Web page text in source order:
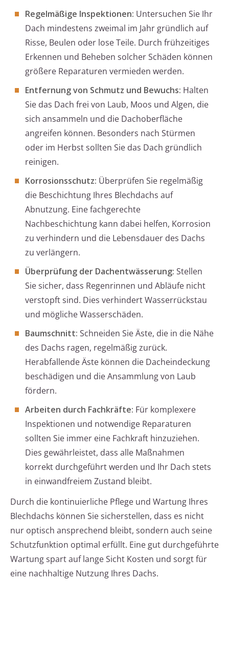
Regelmäßige Inspektionen: Untersuchen Sie Ihr
Dach mindestens zweimal im Jahr gründlich auf
Risse, Beulen oder lose Teile. Durch frühzeitiges
Erkennen und Beheben solcher Schäden können
größere Reparaturen vermieden werden.
Entfernung von Schmutz und Bewuchs: Halten
Sie das Dach frei von Laub, Moos und Algen, die
sich ansammeln und die Dachoberfläche
angreifen können. Besonders nach Stürmen
oder im Herbst sollten Sie das Dach gründlich
reinigen.
Korrosionsschutz: Überprüfen Sie regelmäßig
die Beschichtung Ihres Blechdachs auf
Abnutzung. Eine fachgerechte
Nachbeschichtung kann dabei helfen, Korrosion
zu verhindern und die Lebensdauer des Dachs
zu verlängern.
Überprüfung der Dachentwässerung: Stellen
Sie sicher, dass Regenrinnen und Abläufe nicht
verstopft sind. Dies verhindert Wasserrückstau
und mögliche Wasserschäden.
Baumschnitt: Schneiden Sie Äste, die in die Nähe
des Dachs ragen, regelmäßig zurück.
Herabfallende Äste können die Dacheindeckung
beschädigen und die Ansammlung von Laub
fördern.
Arbeiten durch Fachkräfte: Für komplexere
Inspektionen und notwendige Reparaturen
sollten Sie immer eine Fachkraft hinzuziehen.
Dies gewährleistet, dass alle Maßnahmen
korrekt durchgeführt werden und Ihr Dach stets
in einwandfreiem Zustand bleibt.
Durch die kontinuierliche Pflege und Wartung Ihres
Blechdachs können Sie sicherstellen, dass es nicht
nur optisch ansprechend bleibt, sondern auch seine
Schutzfunktion optimal erfüllt. Eine gut durchgeführte
Wartung spart auf lange Sicht Kosten und sorgt für
eine nachhaltige Nutzung Ihres Dachs.